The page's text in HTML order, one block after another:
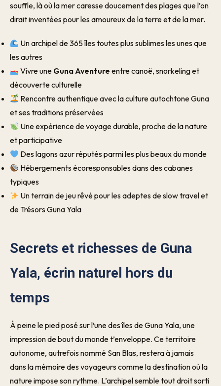
souffle, là où la mer caresse doucement des plages que l’on
dirait inventées pour les amoureux de la terre et de la mer.
Un archipel de 365 îles toutes plus sublimes les unes que
les autres
Vivre une Guna Aventure entre canoë, snorkeling et
découverte culturelle
Rencontre authentique avec la culture autochtone Guna
et ses traditions préservées
Une expérience de voyage durable, proche de la nature
et participative
Des lagons azur réputés parmi les plus beaux du monde
Hébergements écoresponsables dans des cabanes
typiques
Un terrain de jeu rêvé pour les adeptes de slow travel et
de Trésors Guna Yala
Secrets et richesses de Guna
Yala, écrin naturel hors du
temps
À peine le pied posé sur l’une des îles de Guna Yala, une
impression de bout du monde t’enveloppe. Ce territoire
autonome, autrefois nommé San Blas, restera à jamais
dans la mémoire des voyageurs comme la destination où la
nature impose son rythme. L’archipel semble tout droit sorti